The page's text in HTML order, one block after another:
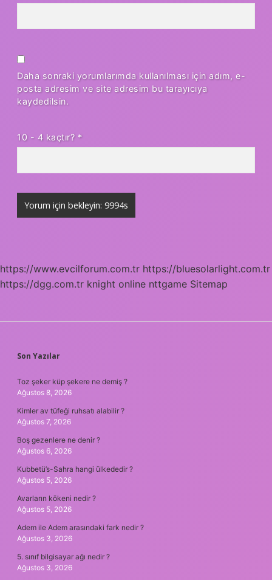
Daha sonraki yorumlarımda kullanılması için adım, e-
posta adresim ve site adresim bu tarayıcıya
kaydedilsin.
10 - 4 kaçtır? *
https://www.evcilforum.com.tr https://bluesolarlight.com.tr
https://dgg.com.tr knight online nttgame Sitemap
SIDEBAR
Son Yazılar
Toz şeker küp şekere ne demiş ?
Ağustos 8, 2026
Kimler av tüfeği ruhsatı alabilir ?
Ağustos 7, 2026
Boş gezenlere ne denir ?
Ağustos 6, 2026
Kubbetü’s-Sahra hangi ülkededir ?
Ağustos 5, 2026
Avarların kökeni nedir ?
Ağustos 5, 2026
Adem ile Adem arasındaki fark nedir ?
Ağustos 3, 2026
5. sınıf bilgisayar ağı nedir ?
Ağustos 3, 2026